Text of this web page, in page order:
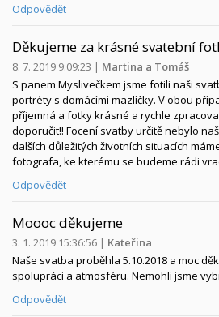
Odpovědět
Děkujeme za krásné svatební
8. 7. 2019 9:09:23 | Martina a Tomáš
S panem Myslivečkem jsme fotili naši
portréty s domácími mazlíčky. V obou
příjemná a fotky krásné a rychle
doporučit!! Focení svatby určitě nebylo
dalších důležitých životních situacích
fotografa, ke kterému se budeme rádi
Odpovědět
Moooc děkujeme
3. 1. 2019 15:36:56 | Kateřina
Naše svatba proběhla 5.10.2018 a moc
spolupráci a atmosféru. Nemohli jsme
Odpovědět